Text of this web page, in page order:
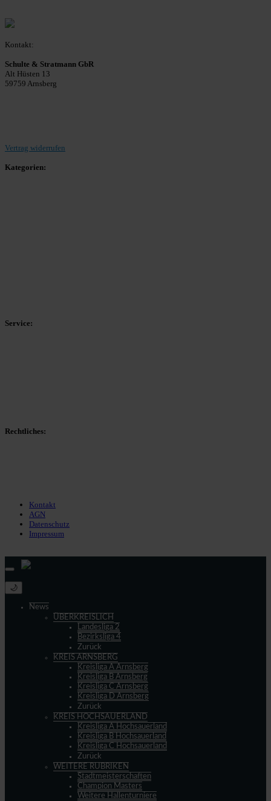
Kontakt:
Schulte & Stratmann GbR
Alt Hüsten 13
59759 Arnsberg
Vertrag widerrufen
Kategorien:
Service:
Rechtliches:
Kontakt
AGN
Datenschutz
Impressum
🌙
News
ÜBERKREISLICH
Landesliga 2
Bezirksliga 4
Zurück
KREIS ARNSBERG
Kreisliga A Arnsberg
Kreisliga B Arnsberg
Kreisliga C Arnsberg
Kreisliga D Arnsberg
Zurück
KREIS HOCHSAUERLAND
Kreisliga A Hochsauerland
Kreisliga B Hochsauerland
Kreisliga C Hochsauerland
Zurück
WEITERE RUBRIKEN
Stadtmeisterschaften
Champion Masters
Weitere Hallenturniere